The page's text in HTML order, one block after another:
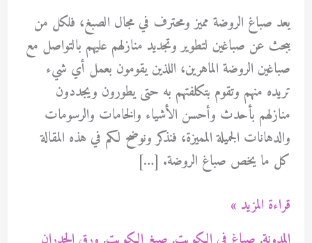
يعد صباغ الروضة مميز ومحترف في مجال الصبغ، فلكل من
يبحث عن صباغين لتطوير وتجديد منازلهم عليهم بالتواصل مع
صباغين الروضة الماهرين، اللذين يقومون بعمل أي شيء
تريده منهم وتقوم بتكلفتهم به حتى يطورون ويجددون
منازلهم بأحدث وأحسن الأشياء والخامات والرسومات
والدهانات الجميلة المميزة، فنذكر ونوضح لكم في هذه المقالة
كل ما يخص صباغ الروضة. […]
صباغ
الروضة
قراءة المزيد »